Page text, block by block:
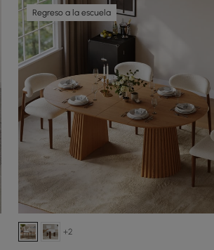
Regreso a la escuela
+2